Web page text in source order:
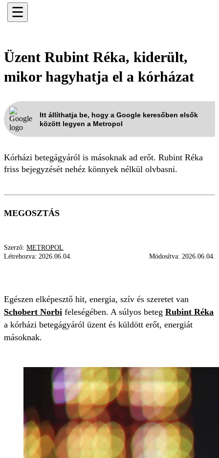
☰
Üzent Rubint Réka, kiderült,
mikor hagyhatja el a kórházat
Itt állíthatja be, hogy a Google keresőben elsők
között legyen a Metropol
Kórházi betegágyáról is másoknak ad erőt. Rubint Réka
friss bejegyzését nehéz könnyek nélkül olvbasni.
MEGOSZTÁS
Szerző: METROPOL
Létrehozva: 2026.06.04. Módosítva: 2026.06.04.
Egészen elképesztő hit, energia, szív és szeretet van
Schobert Norbi feleségében. A súlyos beteg Rubint Réka
a kórházi betegágyáról üzent és küldött erőt, energiát
másoknak.